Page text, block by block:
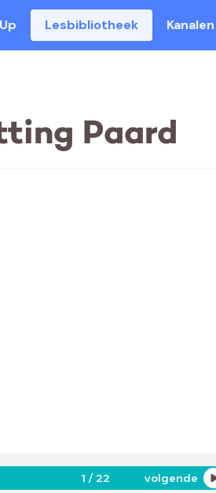
Lesbibliotheek Kanalen
Paard
1 /22 volgende